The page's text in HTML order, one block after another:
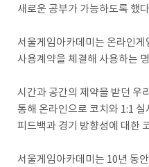
새로운 공부가 가능하도록 했
서울게임아카데미는 온라인
사용계약을 체결해 사용하는
시간과 공간의 제약을 받던 우
통해 온라인으로 코치와 1:1
피드백과 경기 방향성에 대한
서울게임아카데미는 10년 동